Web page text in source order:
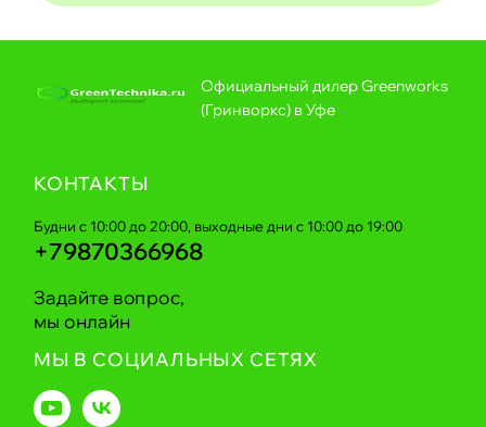
Официальный дилер Greenworks
(Гринворкс) в Уфе
КОНТАКТЫ
Будни с 10:00 до 20:00, выходные дни с 10:00 до 19:00
+79870366968
Задайте вопрос,
мы онлайн
МЫ В СОЦИАЛЬНЫХ СЕТЯХ